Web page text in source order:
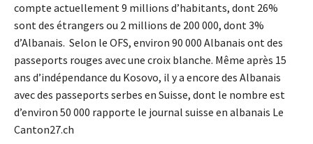
compte actuellement 9 millions d’habitants, dont 26%
sont des étrangers ou 2 millions de 200 000, dont 3%
d’Albanais. Selon le OFS, environ 90 000 Albanais ont des
passeports rouges avec une croix blanche. Même après 15
ans d’indépendance du Kosovo, il y a encore des Albanais
avec des passeports serbes en Suisse, dont le nombre est
d’environ 50 000 rapporte le journal suisse en albanais Le
Canton27.ch